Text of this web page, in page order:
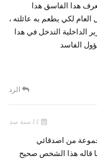
هدا الفاسق هدا
لكي يطعم به عائلته ،
الداخلية التدخل في هدا
الفاسد
الرد
من اصدقائي
قاله هذا الشخص صحيح